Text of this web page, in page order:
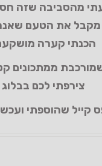
מהסביבה שזה
את הטעם
הכנתי קערה
ממתכונים
צירפתי לכם בבלוג
קייל שהוספתי